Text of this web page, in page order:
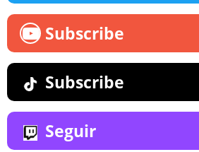
Subscribe
Subscribe
Seguir